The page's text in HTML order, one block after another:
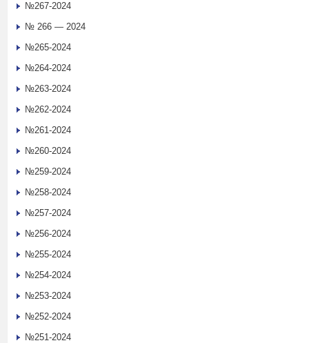
№267-2024
№ 266 — 2024
№265-2024
№264-2024
№263-2024
№262-2024
№261-2024
№260-2024
№259-2024
№258-2024
№257-2024
№256-2024
№255-2024
№254-2024
№253-2024
№252-2024
№251-2024